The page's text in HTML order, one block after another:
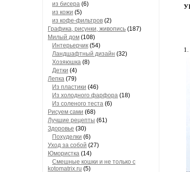
из бисера (6)
из кожи (5)
из кофе-фильтров (2)
Графика, рисунки, живопись (187)
Милый дом (108)
Интерьерчик (54)
Ландшафтный дизайн (32)
Хозяюшка (8)
Детки (4)
Лепка (79)
Из пластики (46)
Из холодного фарфора (18)
Из соленого теста (6)
Рисуем сами (68)
Лучшие рецепты (61)
Здоровье (30)
Похуделки (6)
Уход за собой (27)
Юмористка (14)
Смешные кошки и не только с
kotomatrix.ru (5)
1.